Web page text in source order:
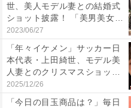
世、美人モデル妻との結婚式
ショット披露！ 「美男美女」
「...
2023/06/27
「年々イケメン」サッカー日
本代表・上田綺世、モデル美
人妻とのクリスマスショット
に...
2025/12/26
「今日の目玉商品は？」毎日